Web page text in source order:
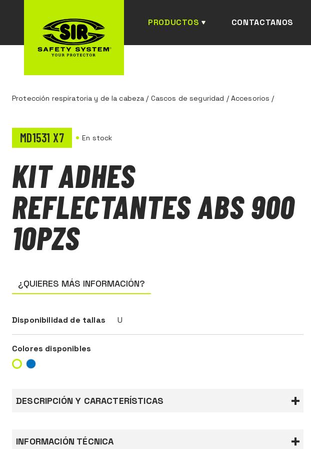
PRODUCTOS CONTACTANOS
Protección respiratoria y de la cabeza / Cascos de seguridad / Accesorios /
MD1531 X7 En stock
KIT ADHES
REFLECTANTES ABS 900
10PZS
¿QUIERES MÁS INFORMACIÓN?
Disponibilidad de tallas U
Colores disponibles
DESCRIPCIÓN Y CARACTERÍSTICAS
INFORMACIÓN TÉCNICA